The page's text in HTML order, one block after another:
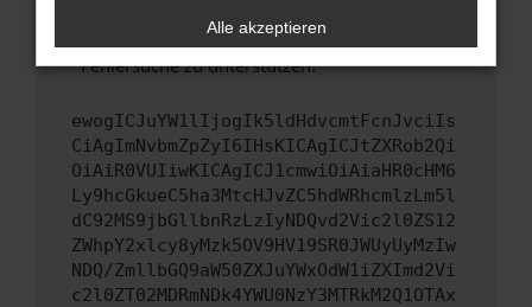
uns diesen Text schicken, um uns bei der
Fehlersuche zu unterstützen:
ewogICJuYW1lIjogIk5ldHdvcmtFcnJvciIs
CiAgImNvbmZpZyI6IHsKICAgICJtZXRob2Qi
OiAiR0VUIiwKICAgICJ1cmwiOiAiaHR0cHM6
Ly9hcGkueC5ha3MtcHJvZC5hdWRhcmlzLm5l
dC92MS9jbGllbnRzLzIyNDQvd2Vic2l0ZS12
ZWhpY2xlcy8yMzk5OV9HV19SR0JWUyUyMzIw
NDQ/ZmllbGQ9aW50ZXJuYWxOdW1iZXImd2Vi
c2l0ZT02MDRmNDk4YWU0NzY3MTRkM2Q1OTAx
Alle akzeptieren